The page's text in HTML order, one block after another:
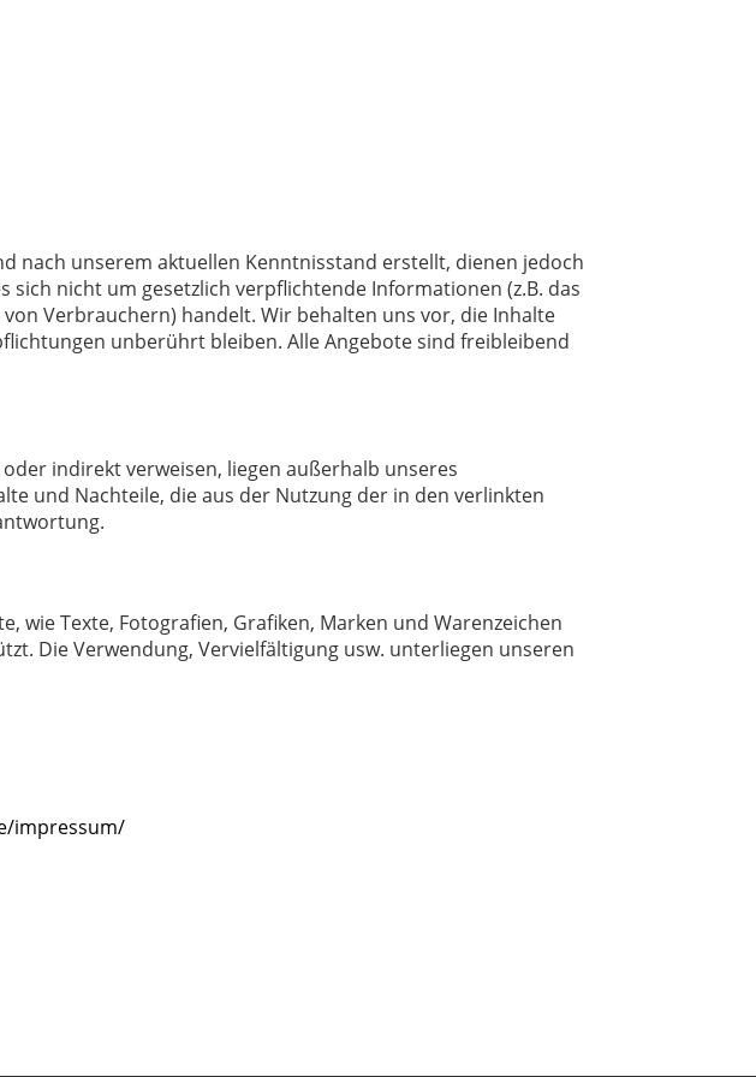
nach unserem aktuellen Kenntnisstand erstellt, dienen jedoch
nicht um gesetzlich verpflichtende Informationen (z.B. das
Verbrauchern) handelt. Wir behalten uns vor, die Inhalte
unberührt bleiben. Alle Angebote sind freibleibend
indirekt verweisen, liegen außerhalb unseres
und Nachteile, die aus der Nutzung der in den verlinkten
wie Texte, Fotografien, Grafiken, Marken und Warenzeichen
Die Verwendung, Vervielfältigung usw. unterliegen unseren
impressum/